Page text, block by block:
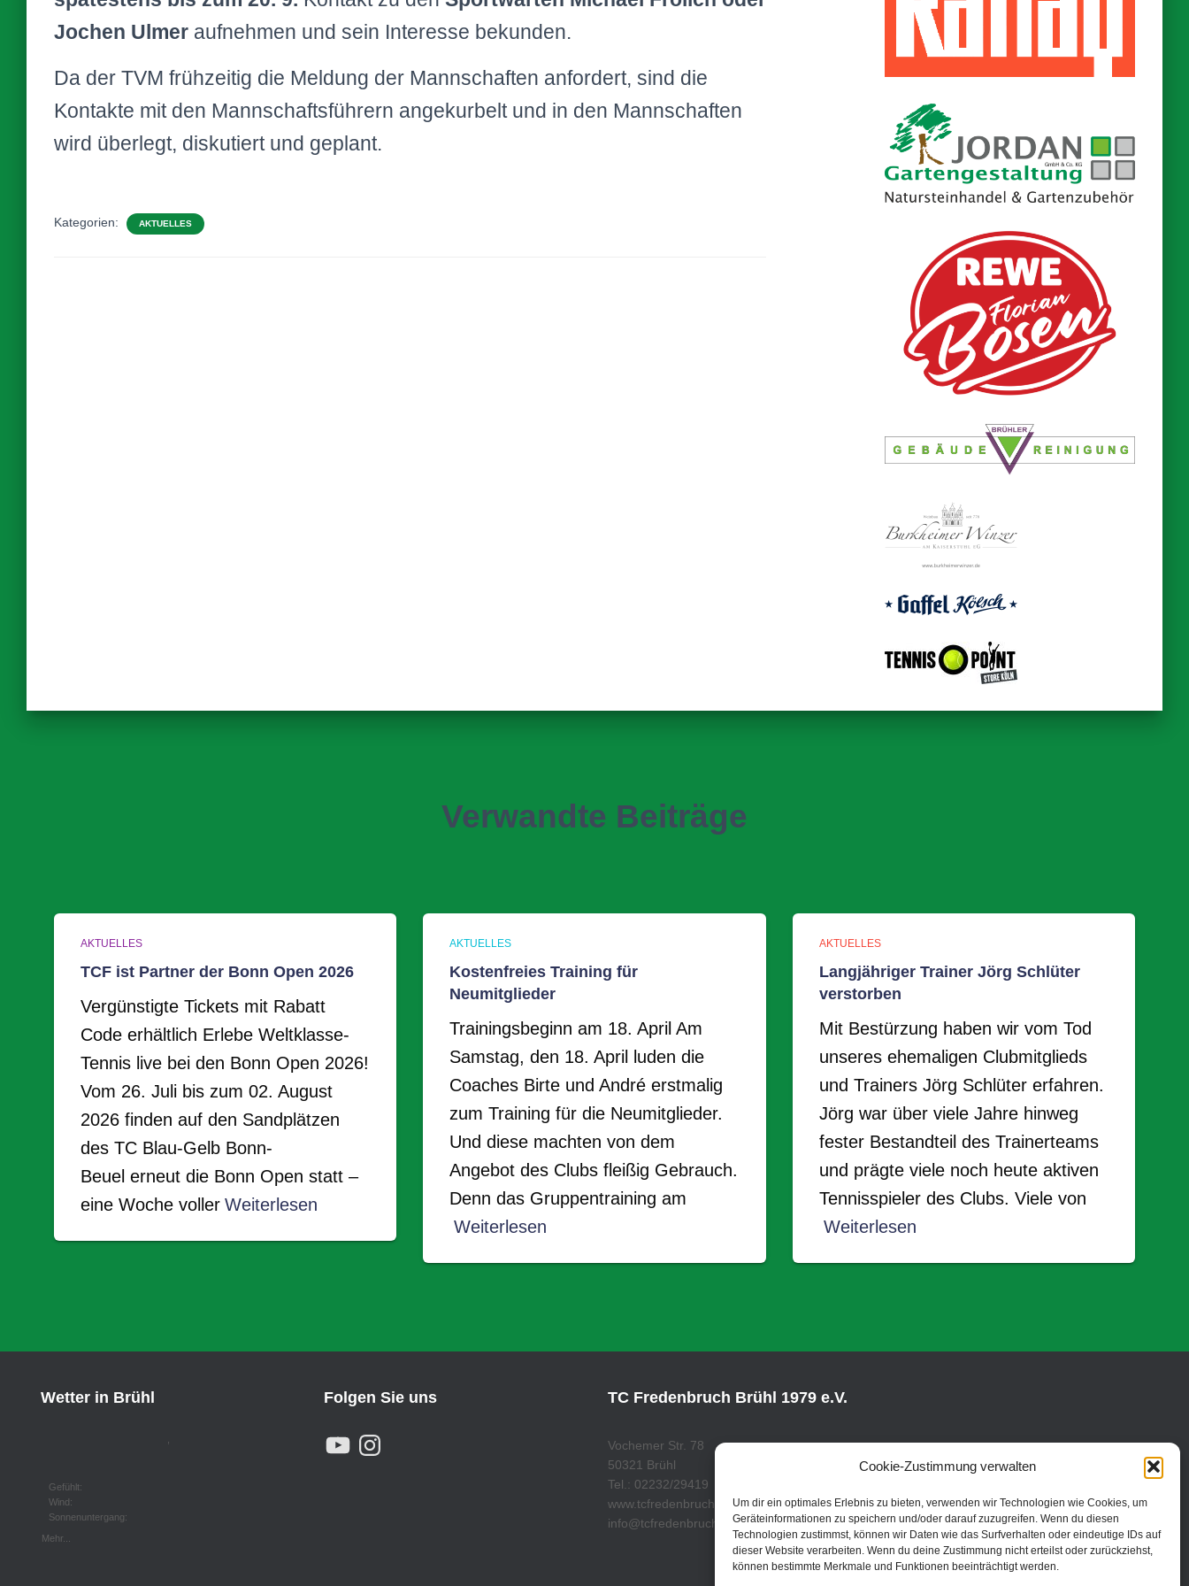
Cookie-Zustimmung verwalten
Um dir ein optimales Erlebnis zu bieten, verwenden wir Technologien wie Cookies, um
Geräteinformationen zu speichern und/oder darauf zuzugreifen. Wenn du diesen
Technologien zustimmst, können wir Daten wie das Surfverhalten oder eindeutige IDs auf
dieser Website verarbeiten. Wenn du deine Zustimmung nicht erteilst oder zurückziehst,
können bestimmte Merkmale und Funktionen beeinträchtigt werden.
Jochen Ulmeraufnehmen und sein Interesse bekunden.
Da der TVM frühzeitig die Meldung der Mannschaften anfordert, sind die
Kontakte mit den Mannschaftsführern angekurbelt und in den Mannschaften
wird überlegt, diskutiert und geplant.
Kategorien: AKTUELLES
Verwandte Beiträge
AKTUELLES
TCF ist Partner der Bonn Open 2026
Vergünstigte Tickets mit Rabatt
Code erhältlich Erlebe Weltklasse-
Tennis live bei den Bonn Open 2026!
Vom 26. Juli bis zum 02. August
2026 finden auf den Sandplätzen
des TC Blau-Gelb Bonn-
Beuel erneut die Bonn Open statt –
eine Woche voller Weiterlesen
AKTUELLES
Kostenfreies Training für
Neumitglieder
Trainingsbeginn am 18. April Am
Samstag, den 18. April luden die
Coaches Birte und André erstmalig
zum Training für die Neumitglieder.
Und diese machten von dem
Angebot des Clubs fleißig Gebrauch.
Denn das Gruppentraining am
Weiterlesen
AKTUELLES
Langjähriger Trainer Jörg Schlüter
verstorben
Mit Bestürzung haben wir vom Tod
unseres ehemaligen Clubmitglieds
und Trainers Jörg Schlüter erfahren.
Jörg war über viele Jahre hinweg
fester Bestandteil des Trainerteams
und prägte viele noch heute aktiven
Tennisspieler des Clubs. Viele von
Weiterlesen
Wetter in Brühl
,
Gefühlt:
Wind:
Sonnenuntergang:
Mehr...
Folgen Sie uns
Y
O
N
TC Fredenbruch Brühl 1979 e.V.
Vochemer Str. 78
50321 Brühl
Tel.: 02232/29419
www.tcfredenbruch.de
info@tcfredenbruch.de